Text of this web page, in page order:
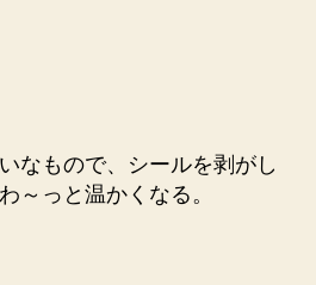
なもので、シールを剥がし
～っと温かくなる。